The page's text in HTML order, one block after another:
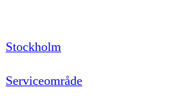
Stockholm
Serviceområde